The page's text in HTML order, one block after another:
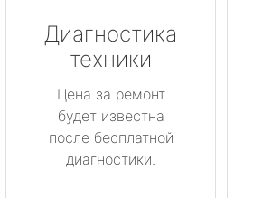
Диагностика
техники
Цена за ремонт
будет известна
после бесплатной
диагностики.